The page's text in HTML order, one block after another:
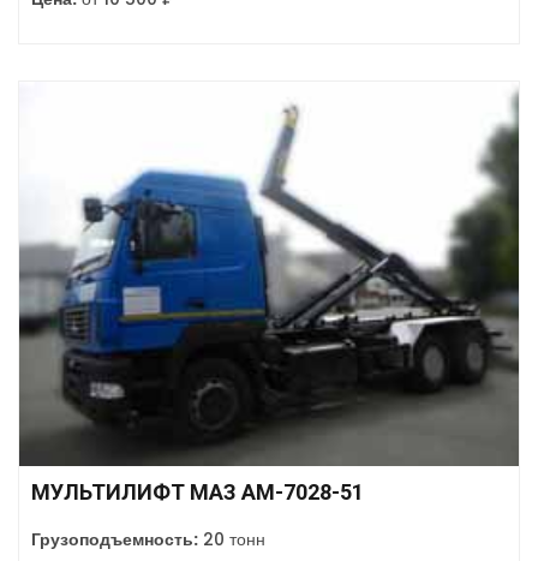
МУЛЬТИЛИФТ МАЗ АМ-7028-51
Грузоподъемность: 20 тонн